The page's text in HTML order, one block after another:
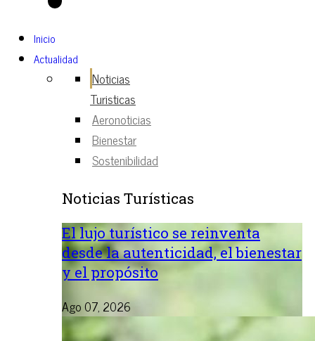
Inicio
Actualidad
Noticias
Turisticas
Aeronoticias
Bienestar
Sostenibilidad
Noticias Turísticas
El lujo turístico se reinventa
desde la autenticidad, el bienestar
y el propósito
Ago 07, 2026